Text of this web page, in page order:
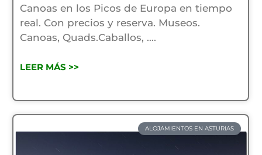
Canoas en los Picos de Europa en tiempo
real. Con precios y reserva. Museos.
Canoas, Quads.Caballos, ….
LEER MÁS >>
ALOJAMIENTOS EN ASTURIAS